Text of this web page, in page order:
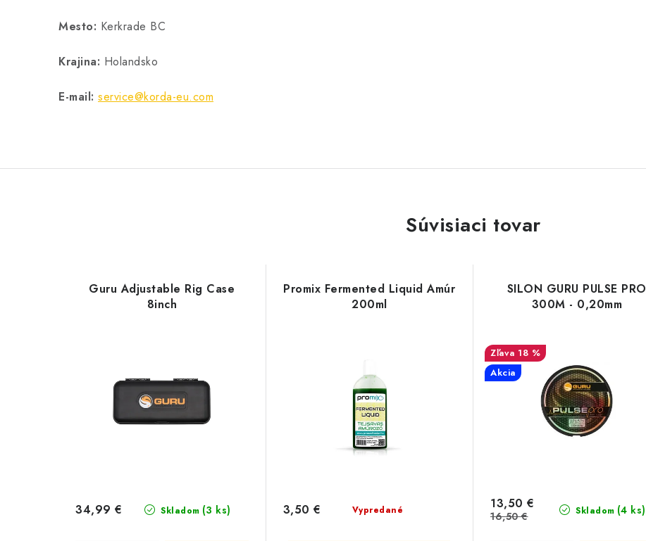
Mesto: Kerkrade BC
Krajina: Holandsko
E-mail: service@korda-eu.com
Súvisiaci tovar
Guru Adjustable Rig Case
8inch
Skladom (3 ks)
34,99 €
Promix Fermented Liquid Amúr
200ml
Vypredané
3,50 €
SILON GURU PULSE PRO
300M - 0,20mm
18 %
Akcia
Skladom (4 ks)
13,50 €
16,50 €